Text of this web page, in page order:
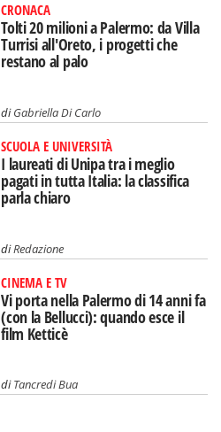
CRONACA
Tolti 20 milioni a Palermo: da Villa
Turrisi all'Oreto, i progetti che
restano al palo
diGabriella Di Carlo
SCUOLA E UNIVERSITÀ
I laureati di Unipa tra i meglio
pagati in tutta Italia: la classifica
parla chiaro
diRedazione
CINEMA E TV
Vi porta nella Palermo di 14 anni fa
(con la Bellucci): quando esce il
film Ketticè
diTancredi Bua